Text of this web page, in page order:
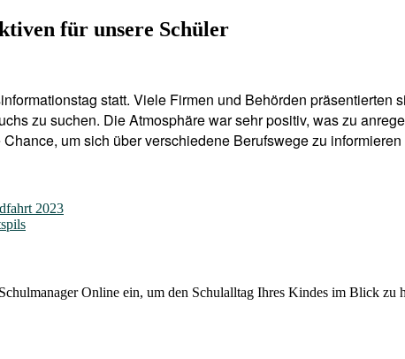
für unsere Schüler
statt. Viele Firmen und Behörden präsentierten
zu suchen. Die Atmosphäre war sehr positiv, was zu
um sich über verschiedene Berufswege zu
2023
Online ein, um den Schulalltag Ihres Kindes im Blick zu